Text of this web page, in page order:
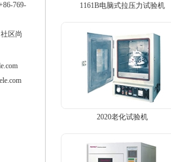
+86-769-
区尚
1161B电脑式拉压力试验机
2020老化试验机